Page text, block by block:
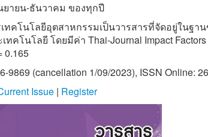
ยายน-ธันวาคม ของทุกปี
ทคโนโลยีอุตสาหกรรมเป็นวารสารที่จัดอยู่ในฐ
ทคโนโลยี โดยมีค่า Thai-Journal Impact
0.165
9869 (cancellation 1/09/2023), ISSN Online:
Issue | Register